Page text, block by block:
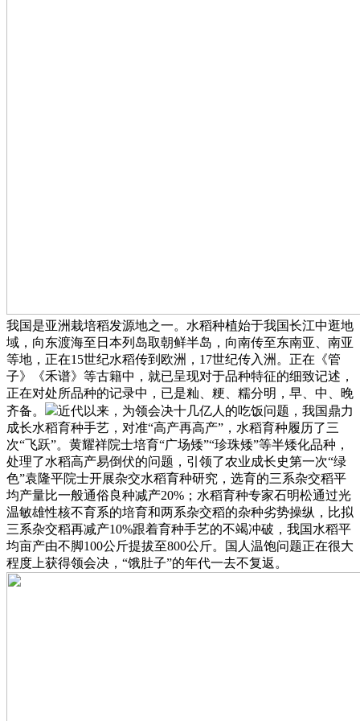
我国是亚洲栽培稻发源地之一。水稻种植始于我国长江中逛地
域，向东渡海至日本列岛取朝鲜半岛，向南传至东南亚、南亚
等地，正在15世纪水稻传到欧洲，17世纪传入洲。正在《管
子》《禾谱》等古籍中，就已呈现对于品种特征的细致记述，
正在对处所品种的记录中，已是籼、粳、糯分明，早、中、晚
齐备。
近代以来，为领会决十几亿人的吃饭问题，我国鼎力
成长水稻育种手艺，对准“高产再高产”，水稻育种履历了三
次“飞跃”。黄耀祥院士培育“广场矮”“珍珠矮”等半矮化品种，
处理了水稻高产易倒伏的问题，引领了农业成长史第一次“绿
色”袁隆平院士开展杂交水稻育种研究，选育的三系杂交稻平
均产量比一般通俗良种减产20%；水稻育种专家石明松通过光
温敏雄性核不育系的培育和两系杂交稻的杂种劣势操纵，比拟
三系杂交稻再减产10%跟着育种手艺的不竭冲破，我国水稻平
均亩产由不脚100公斤提拔至800公斤。国人温饱问题正在很大
程度上获得领会决，“饿肚子”的年代一去不复返。